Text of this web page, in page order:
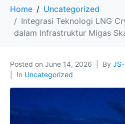
Home
Uncategorized
Integrasi Teknologi LNG
dalam Infrastruktur Migas
Posted on June 14, 2026 By
In Uncategorized